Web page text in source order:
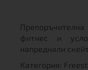
фитнес и
напреднали
Категория: